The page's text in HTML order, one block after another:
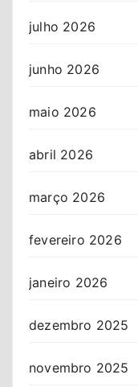
julho 2026
junho 2026
maio 2026
abril 2026
março 2026
fevereiro 2026
janeiro 2026
dezembro 2025
novembro 2025